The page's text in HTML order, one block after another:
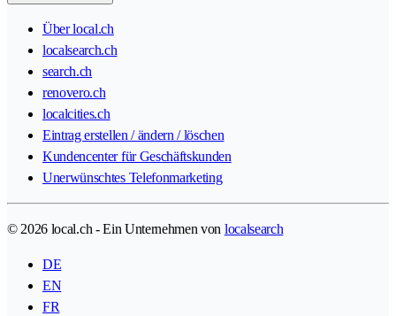
Über local.ch
localsearch.ch
search.ch
renovero.ch
localcities.ch
Eintrag erstellen / ändern / löschen
Kundencenter für Geschäftskunden
Unerwünschtes Telefonmarketing
© 2026 local.ch - Ein Unternehmen von localsearch
DE
EN
FR